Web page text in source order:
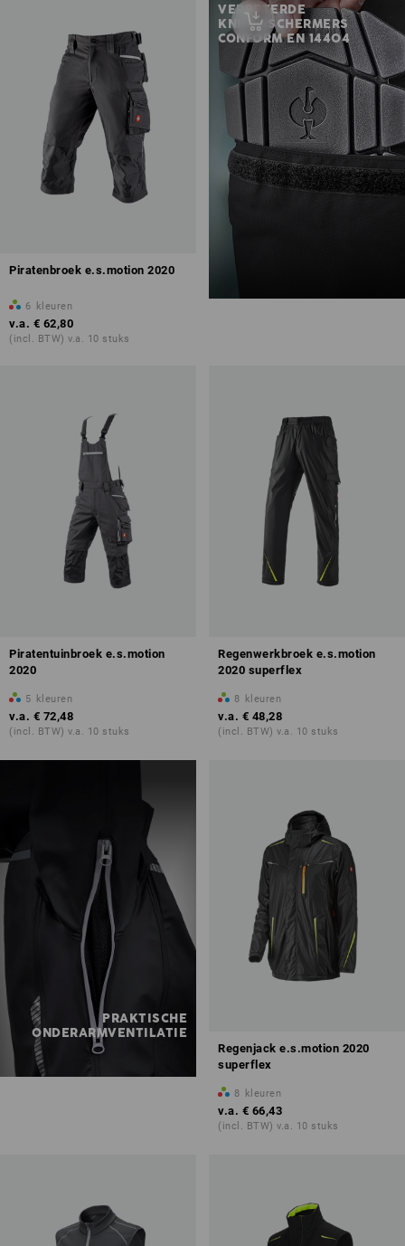
Piratenbroek e.s.motion 2020
6 kleuren
v.a. € 62,80
(incl. BTW) v.a. 10 stuks
VERBETERDE
KNIEBESCHERMERS
CONFORM EN 14404
Piratentuinbroek e.s.motion
2020
5 kleuren
v.a. € 72,48
(incl. BTW) v.a. 10 stuks
Regenwerkbroek e.s.motion
2020 superflex
8 kleuren
v.a. € 48,28
(incl. BTW) v.a. 10 stuks
PRAKTISCHE
ONDERARMVENTILATIE
Regenjack e.s.motion 2020
superflex
8 kleuren
v.a. € 66,43
(incl. BTW) v.a. 10 stuks